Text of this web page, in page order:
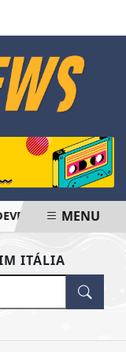
SER FINALIZADO
MENU
ITÁLIA